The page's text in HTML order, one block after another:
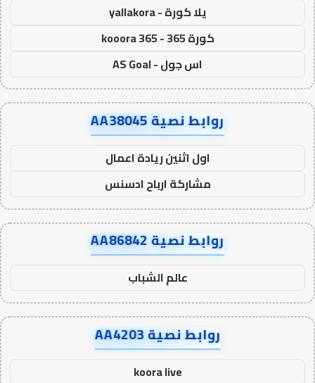
يلا كورة - yallakora
كورة 365 - kooora 365
اس جول - AS Goal
روابط نصية AA38045
اول اثنين ريادة اعمال
مشاركة ارباح ادسنس
روابط نصية AA86842
عالم الشباب
روابط نصية AA4203
koora live